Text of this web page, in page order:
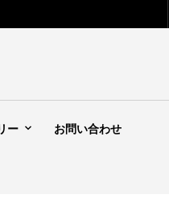
ー お問い合わせ